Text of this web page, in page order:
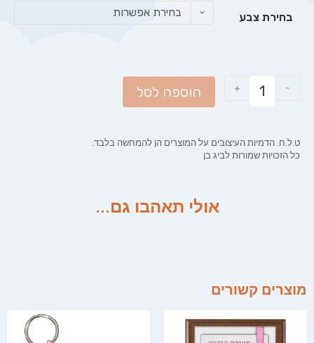
בחירת צבע בחירת אפשרות
-
+ הוספה לסל
ט.ל.ח. הדמיות העיצובים על המוצרים הן להמחשה בלבד.
כל הזכויות שמורות לביג בן
אולי תאהבו גם...
מוצרים קשורים